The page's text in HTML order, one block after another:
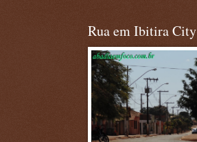
Rua em Ibitira City